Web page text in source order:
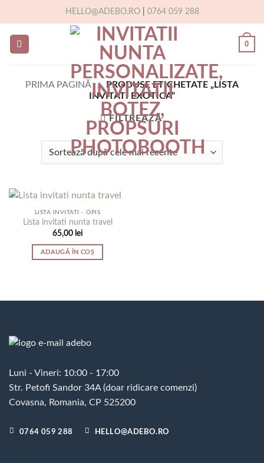
content
HELLO@ADEBO.RO| 0764 059 288
0
PRIMA PAGINĂ /
PRODUSE ETICHETATE „LISTA
INVITATI EXOTICA”
FILTREAZĂ
LISTA INVITATI - OPIS
Lista invitati nunta travel
65,00 lei
ADAUGĂ ÎN COȘ
Luni - Vineri: 10:00 - 17:00
Str. Petofi Sandor 34A (doar ridicare comenzi)
Covasna, Romania, CP 525200
0764 059 288 HELLO@ADEBO.RO